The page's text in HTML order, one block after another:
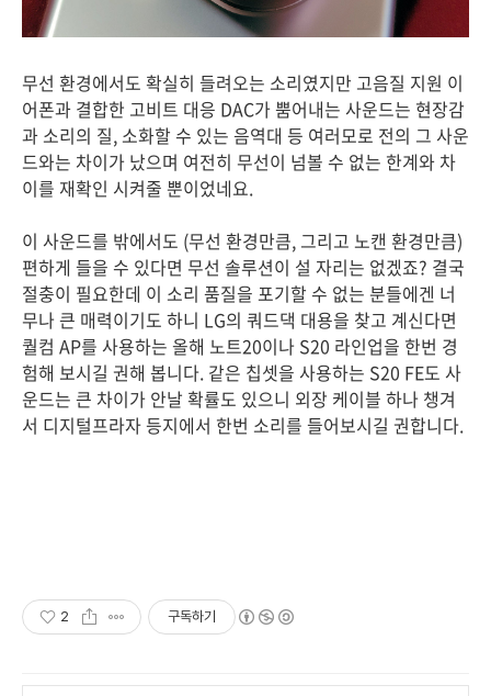
무선 환경에서도 확실히 들려오는 소리였지만 고음질 지원 이
어폰과 결합한 고비트 대응 DAC가 뿜어내는 사운드는 현장감
과 소리의 질, 소화할 수 있는 음역대 등 여러모로 전의 그 사운
드와는 차이가 났으며 여전히 무선이 넘볼 수 없는 한계와 차
이를 재확인 시켜줄 뿐이었네요.
이 사운드를 밖에서도 (무선 환경만큼, 그리고 노캔 환경만큼)
편하게 들을 수 있다면 무선 솔루션이 설 자리는 없겠죠? 결국
절충이 필요한데 이 소리 품질을 포기할 수 없는 분들에겐 너
무나 큰 매력이기도 하니 LG의 쿼드댁 대용을 찾고 계신다면
퀄컴 AP를 사용하는 올해 노트20이나 S20 라인업을 한번 경
험해 보시길 권해 봅니다. 같은 칩셋을 사용하는 S20 FE도 사
운드는 큰 차이가 안날 확률도 있으니 외장 케이블 하나 챙겨
서 디지털프라자 등지에서 한번 소리를 들어보시길 권합니다.
2 구독하기